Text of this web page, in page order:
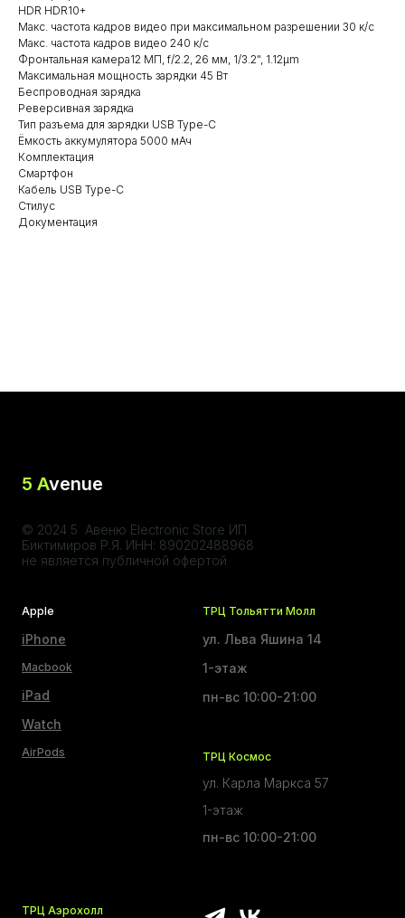
HDR HDR10+
Макс. частота кадров видео при максимальном разрешении 30 к/c
Макс. частота кадров видео 240 к/с
Фронтальная камера12 МП, f/2.2, 26 мм, 1/3.2", 1.12µm
Максимальная мощность зарядки 45 Вт
Беспроводная зарядка
Реверсивная зарядка
Тип разъема для зарядки USB Type-C
Ёмкость аккумулятора 5000 мАч
Комплектация
Смартфон
Кабель USB Type-C
Стилус
Документация
5 Avenue
© 2024 5 Авеню Electronic Store ИП
Биктимиров Р.Я. ИНН: 890202488968
не является публичной офертой
Apple
iPhone
Macbook
iPad
Watch
AirPods
ТРЦ Тольятти Молл
ул. Льва Яшина 14
1-этаж
пн-вс 10:00-21:00
ТРЦ Космос
ул. Карла Маркса 57
1-этаж
пн-вс 10:00-21:00
ТРЦ Аэрохолл